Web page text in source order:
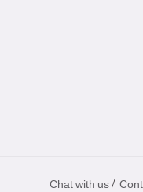
Chat with us /